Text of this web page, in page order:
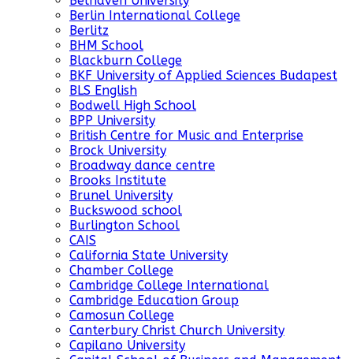
Berlin International College
Berlitz
BHM School
Blackburn College
BKF University of Applied Sciences Budapest
BLS English
Bodwell High School
BPP University
British Centre for Music and Enterprise
Brock University
Broadway dance centre
Brooks Institute
Brunel University
Buckswood school
Burlington School
CAIS
California State University
Chamber College
Cambridge College International
Cambridge Education Group
Camosun College
Canterbury Christ Church University
Capilano University